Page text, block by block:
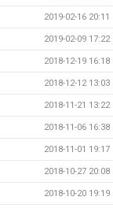
2019-02-16 20:11
2019-02-09 17:22
2018-12-19 16:18
2018-12-12 13:03
2018-11-21 13:22
2018-11-06 16:38
2018-11-01 19:17
2018-10-27 20:08
2018-10-20 19:19